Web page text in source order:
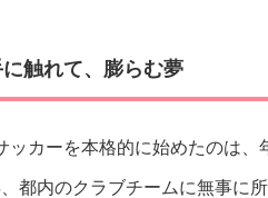
触れて、膨らむ夢
ッカーを本格的に始めたのは
都内のクラブチームに無事に